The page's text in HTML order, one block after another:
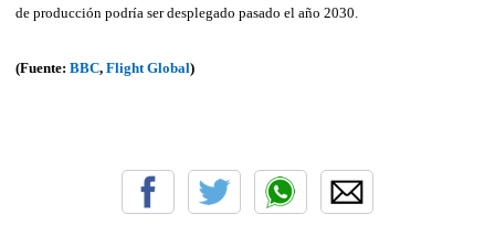
de producción podría ser desplegado pasado el año 2030.
(Fuente: BBC, Flight Global)